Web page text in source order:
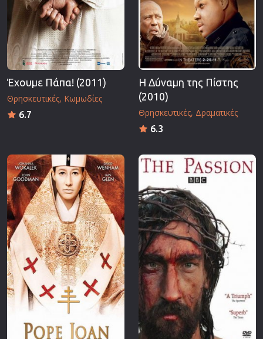
Έχουμε Πάπα! (2011)
Θρησκευτικές Κωμωδίες
6.7
Η Δύναμη της Πίστης
(2010)
Θρησκευτικές Δραματικές
6.3